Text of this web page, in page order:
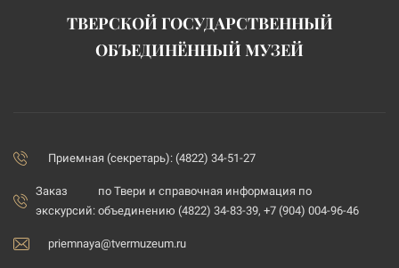
ТВЕРСКОЙ ГОСУДАРСТВЕННЫЙ
ОБЪЕДИНЁННЫЙ МУЗЕЙ
Приемная (секретарь): (4822) 34-51-27
Заказ
экскурсий:
по Твери и справочная информация по
объединению (4822) 34-83-39, +7 (904) 004-96-46
priemnaya@tvermuzeum.ru